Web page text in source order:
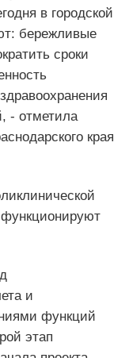
в городской
бережливые
сроки
- отметила
края
функционируют
и
функций
этап